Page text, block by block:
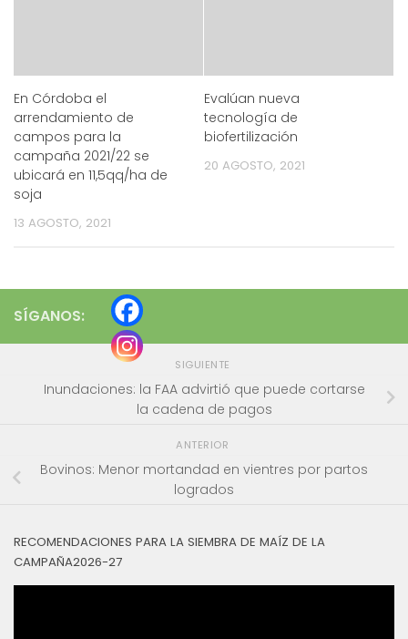
En Córdoba el
arrendamiento de
campos para la
campaña 2021/22 se
ubicará en 11,5qq/ha de
soja
13 AGOSTO, 2021
Evalúan nueva
tecnología de
biofertilización
20 AGOSTO, 2021
SÍGANOS:
SIGUIENTE
Inundaciones: la FAA advirtió que puede cortarse
la cadena de pagos
ANTERIOR
Bovinos: Menor mortandad en vientres por partos
logrados
RECOMENDACIONES PARA LA SIEMBRA DE MAÍZ DE LA
CAMPAÑA2026-27